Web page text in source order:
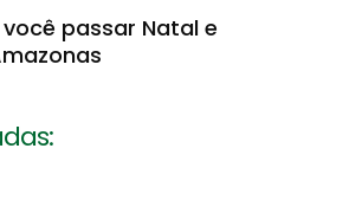
passar Natal e